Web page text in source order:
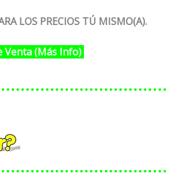
LOS PRECIOS TÚ MISMO(A).
Venta (Más Info)